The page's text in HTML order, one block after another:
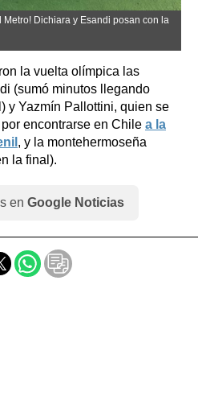
Metro! Dichiara y Esandi posan con la
la vuelta olímpica las
(sumó minutos llegando
y Yazmín Pallottini, quien se
encontrarse en Chile a la
, y la montehermoseña
la final).
en Google Noticias